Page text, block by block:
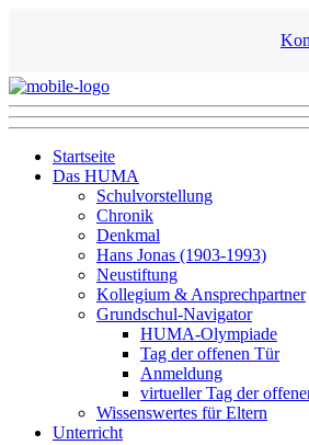
Startseite
Das HUMA
Schulvorstellung
Chronik
Denkmal
Hans Jonas (1903-1993)
Neustiftung
Kollegium & Ansprechpartner
Grundschul-Navigator
HUMA-Olympiade
Tag der offenen Tür
Anmeldung
virtueller Tag der
Wissenswertes für Eltern
Unterricht